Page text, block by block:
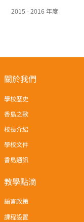
2015 - 2016 年度
關於我們
學校歷史
香島之歌
校長介紹
學校文件
香島通訊
教學點滴
語言政策
課程設置